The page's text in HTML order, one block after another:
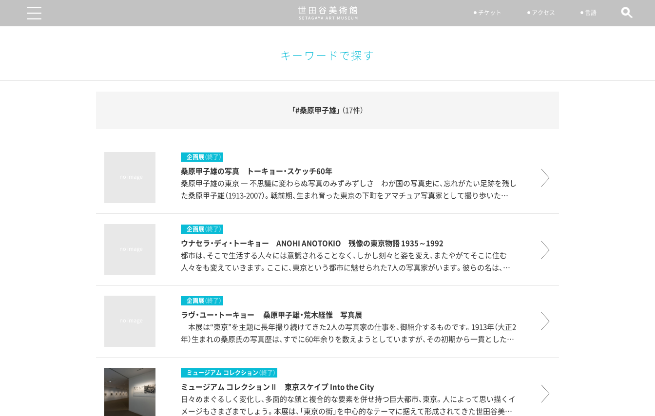
チケット アクセス 言語
キーワードで探す
「#桑原甲子雄」 （17件）
企画展（終了）
桑原甲子雄の写真 トーキョー・スケッチ60年
桑原甲子雄の東京 ― 不思議に変わらぬ写真のみずみずしさ わが国の写真史に、忘れがたい足跡を残し
た桑原甲子雄（1913-2007）。戦前期、生まれ育った東京の下町をアマチュア写真家として撮り歩いた…
企画展（終了）
ウナセラ・ディ・トーキョー ANOHI ANOTOKIO 残像の東京物語 1935～1992
都市は、そこで生活する人々には意識されることなく、しかし刻々と姿を変え、またやがてそこに住む
人々をも変えていきます。ここに、東京という都市に魅せられた7人の写真家がいます。彼らの名は、…
企画展（終了）
ラヴ・ユー・トーキョー 桑原甲子雄・荒木経惟 写真展
本展は“東京”を主題に長年撮り続けてきた2人の写真家の仕事を、御紹介するものです。1913年（大正2
年）生まれの桑原氏の写真歴は、すでに60年余りを数えようとしていますが、その初期から一貫とした…
ミュージアム コレクション（終了）
ミュージアム コレクションⅡ 東京スケイプ Into the City
日々めまぐるしく変化し、多面的な顔と複合的な要素を併せ持つ巨大都市、東京。人によって思い描くイ
メージもさまざまでしょう。本展は、「東京の街」を中心的なテーマに据えて形成されてきた世田谷美…